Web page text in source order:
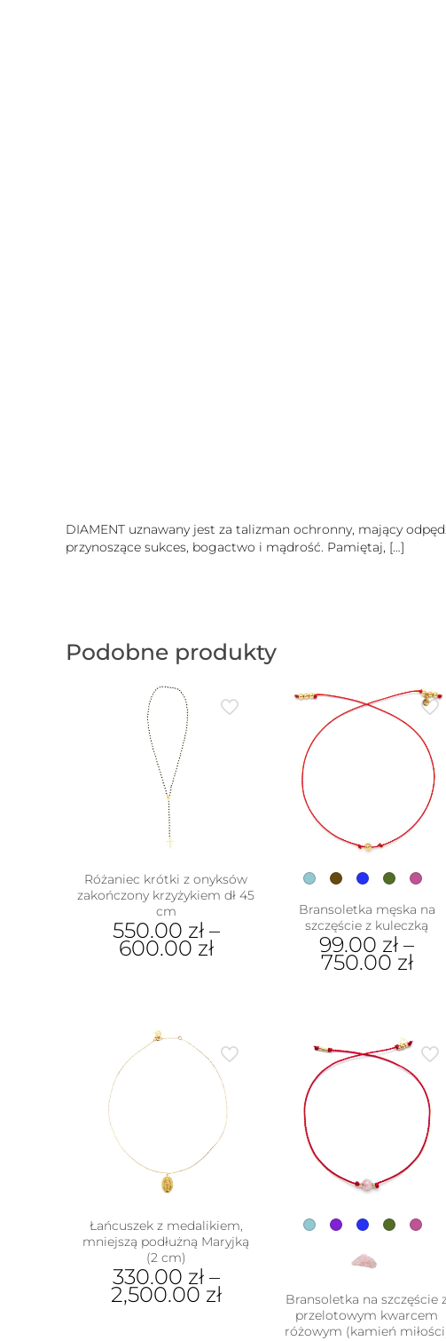
DIAMENT uznawany jest za talizman ochronny, mający
przynoszące sukces, bogactwo i mądrość. Pamiętaj, […]
Podobne produkty
Różaniec krótki z onyksów
zakończony krzyżykiem dł 45
cm
550.00 zł–
600.00 zł
wariantów.
produktu
Bransoletka męska na
szczęście z kuleczką
99.00 zł –
750.00 zł
wariantów.
Opcje
produktu
Łańcuszek z medalikiem,
mniejszą podłużną Maryjką
(2 cm)
330.00 zł–
2,500.00 zł
Bransoletka na szczęście
przelotowym kwarcem
różowym (kamień